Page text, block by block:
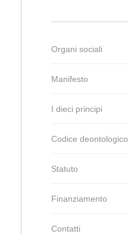
Organi sociali
Manifesto
I dieci principi
Codice deontologico
Statuto
Finanziamento
Contatti